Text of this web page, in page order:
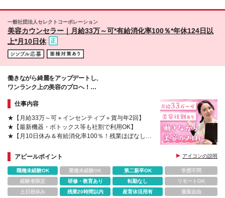
一般社団法人セレクトコーポレーション
美容カウンセラー｜月給33万～可*有給消化率100％*年休124日以
上*月10日休
働きながら綺麗をアップデートし、
ワンランク上の美容のプロへ！
仕事内容
★【月給33万～可＋インセンティブ＋賞与年2回】
★【最新機器・ボトックス等も社割で利用OK】
★【月10日休み＆有給消化率100％！残業ほぼなし】
×2回もOK）】
アピールポイント アイコンの説明
職種未経験OK 業種未経験OK 第二新卒OK
学歴不問
経験者限定
研修・教育あり 転勤なし
リモートOK
土日祝休み
残業20時間以内 産育休活用有
服装自由